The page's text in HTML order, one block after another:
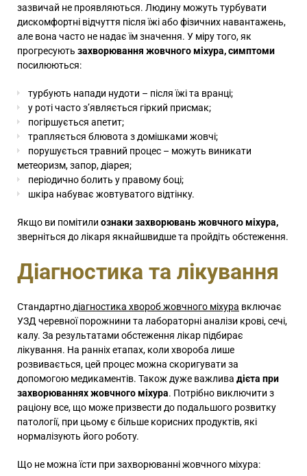
зазвичай не проявляються. Людину можуть турбувати
дискомфортні відчуття після їжі або фізичних навантажень,
але вона часто не надає їм значення. У міру того, як
прогресують захворювання жовчного міхура, симптоми
посилюються:
турбують напади нудоти – після їжі та вранці;
у роті часто з’являється гіркий присмак;
погіршується апетит;
трапляється блювота з домішками жовчі;
порушується травний процес – можуть виникати
метеоризм, запор, діарея;
періодично болить у правому боці;
шкіра набуває жовтуватого відтінку.
Якщо ви помітили ознаки захворювань жовчного міхура,
зверніться до лікаря якнайшвидше та пройдіть обстеження.
Діагностика та лікування
Стандартнодіагностика хвороб жовчного міхура включає
УЗД черевної порожнини та лабораторні аналізи крові, сечі,
калу. За результатами обстеження лікар підбирає
лікування. На ранніх етапах, коли хвороба лише
розвивається, цей процес можна скоригувати за
допомогою медикаментів. Також дуже важлива дієта при
захворюваннях жовчного міхура. Потрібно виключити з
раціону все, що може призвести до подальшого розвитку
патології, при цьому є більше корисних продуктів, які
нормалізують його роботу.
Що не можна їсти при захворюванні жовчного міхура: